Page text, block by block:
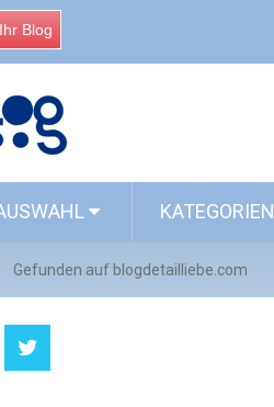
Blog
KATEGORIEN
Gefunden auf blogdetailliebe.com